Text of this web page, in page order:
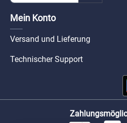
Mein Konto
Versand und Lieferung
Technischer Support